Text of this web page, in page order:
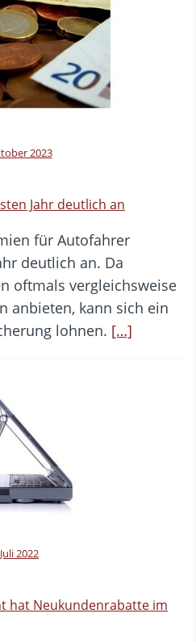
2023
Jahr deutlich an
für Autofahrer
deutlich an. Da
oftmals vergleichsweise
anbieten, kann sich ein
lohnen. […]
2022
hat Neukundenrabatte im